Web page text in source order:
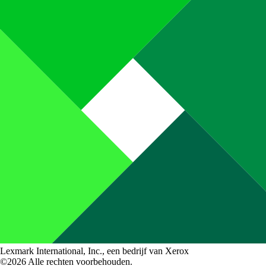
Lexmark International, Inc., een bedrijf van Xerox
©2026 Alle rechten voorbehouden.